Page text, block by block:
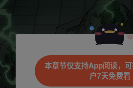
本章节仅支持App阅读，
户7天免费看
是否前往腾漫App
立